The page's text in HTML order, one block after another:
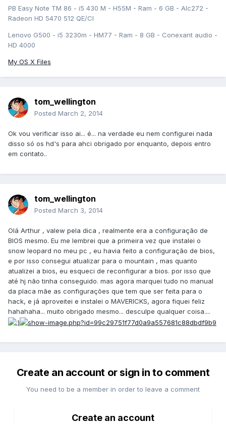
PB Easy Note TM 86 - i5 430 M - H55M - Ram - 6 GB - Alc272 -
Radeon HD 5470 512 QE/CI
Lenovo G500 - i5 3230m - HM77 - Ram - 8 GB - Conexant audio -
HD 4000
My OS X Files
tom_wellington
Posted March 2, 2014
Ok vou verificar isso ai... é... na verdade eu nem configurei nada
disso só os hd's para ahci obrigado por enquanto, depois entro
em contato..
tom_wellington
Posted March 3, 2014
Olá Arthur , valew pela dica , realmente era a configuração de
BIOS mesmo. Eu me lembrei que a primeira vez que instalei o
snow leopard no meu pc , eu havia feito a configuração de bios,
e por isso consegui atualizar para o mountain , mas quanto
atualizei a bios, eu esqueci de reconfigurar a bios. por isso que
até hj não tinha conseguido. mas agora marquei tudo no manual
da placa mãe as configurações que tem que ser feita para o
hack, e já aproveitei e instalei o MAVERICKS, agora fiquei feliz
hahahaha... muito obrigado mesmo... desculpe qualquer coisa....
Create an account or sign in to comment
You need to be a member in order to leave a comment
Create an account